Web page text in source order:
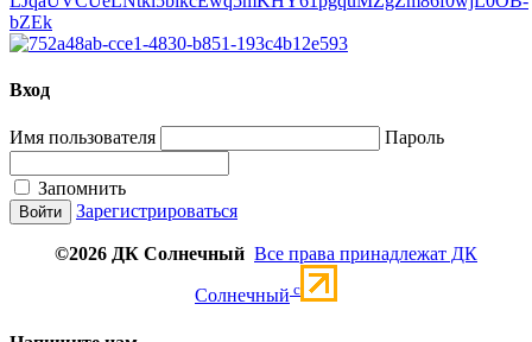
Вход
Имя пользователя Пароль
Запомнить
Зарегистрироваться
©2026 ДК Солнечный Все права принадлежат ДК
Солнечный c